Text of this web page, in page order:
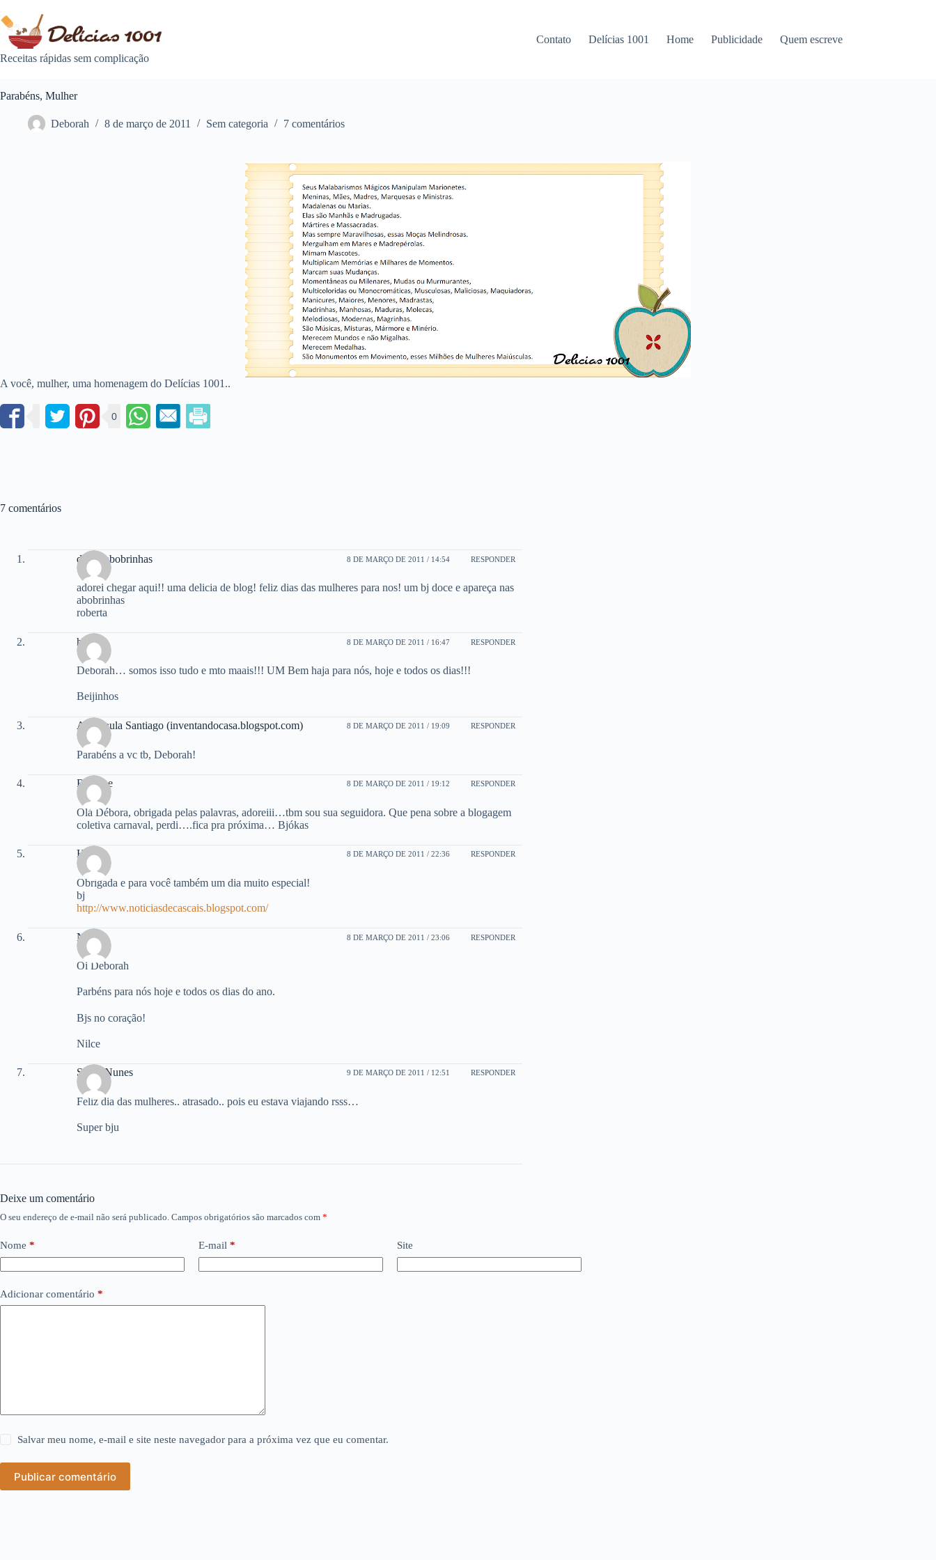
para
conteúdo
Receitas rápidas sem complicação
Contato Delícias 1001 Home Publicidade Quem escreve
Parabéns, Mulher
Deborah 8 de março de 2011 Sem categoria 7 comentários
A você, mulher, uma homenagem do Delícias 1001..
0
7 comentários
doces abobrinhas 8 DE MARÇO DE 2011 / 14:54 RESPONDER
adorei chegar aqui!! uma delicia de blog! feliz dias das mulheres para nos! um bj doce e apareça nas
abobrinhas
roberta
hannah 8 DE MARÇO DE 2011 / 16:47 RESPONDER
Deborah… somos isso tudo e mto maais!!! UM Bem haja para nós, hoje e todos os dias!!!
Beijinhos
Ana Paula Santiago (inventandocasa.blogspot.com) 8 DE MARÇO DE 2011 / 19:09 RESPONDER
Parabéns a vc tb, Deborah!
Regiane 8 DE MARÇO DE 2011 / 19:12 RESPONDER
Olá Débora, obrigada pelas palavras, adoreiii…tbm sou sua seguidora. Que pena sobre a blogagem
coletiva carnaval, perdi….fica pra próxima… Bjókas
HSS 8 DE MARÇO DE 2011 / 22:36 RESPONDER
Obrigada e para você também um dia muito especial!
bj
http://www.noticiasdecascais.blogspot.com/
Nilce 8 DE MARÇO DE 2011 / 23:06 RESPONDER
Oi Deborah
Parbéns para nós hoje e todos os dias do ano.
Bjs no coração!
Nilce
Silvia Nunes 9 DE MARÇO DE 2011 / 12:51 RESPONDER
Feliz dia das mulheres.. atrasado.. pois eu estava viajando rsss…
Super bju
Deixe um comentário
O seu endereço de e-mail não será publicado. Campos obrigatórios são marcados com *
Nome * E-mail * Site
Adicionar comentário *
Salvar meu nome, e-mail e site neste navegador para a próxima vez que eu comentar.
Publicar comentário